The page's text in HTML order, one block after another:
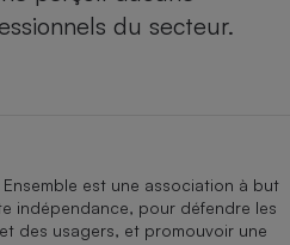
du secteur.
est une association à but
indépendance, pour défendre les
des usagers, et promouvoir une